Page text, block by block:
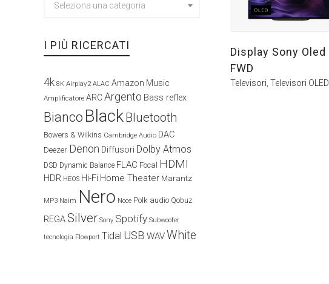
Display Sony Oled
FWD
Televisori Televisori OLED
Seleziona una categoria
I PIÙ RICERCATI
4k 8K Airplay2 ALAC Amazon Music
Amplificatore ARCArgento Bass reflex
Bianco BlackBluetooth
Bowers & Wilkins Cambridge Audio DAC
Deezer Denon Diffusori Dolby Atmos
DSD Dynamic Balance FLAC Focal HDMI
HDR HEOS Hi-Fi Home Theater Marantz
MP3 Naim Nero Noce Polk audio Qobuz
REGASilver Sony Spotify Subwoofer
tecnologia Flowport Tidal USB WAVWhite